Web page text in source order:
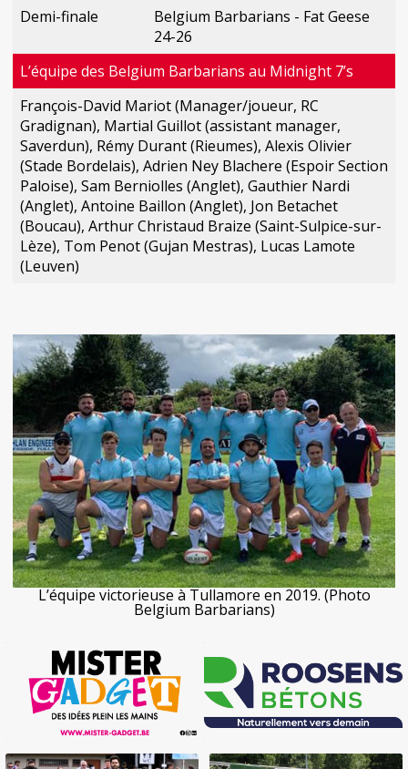
Demi-finale
Belgium Barbarians - Fat Geese
24-26
L’équipe des Belgium Barbarians au Midnight 7’s
François-David Mariot (Manager/joueur, RC
Gradignan), Martial Guillot (assistant manager,
Saverdun), Rémy Durant (Rieumes), Alexis Olivier
(Stade Bordelais), Adrien Ney Blachere (Espoir Section
Paloise), Sam Berniolles (Anglet), Gauthier Nardi
(Anglet), Antoine Baillon (Anglet), Jon Betachet
(Boucau), Arthur Christaud Braize (Saint-Sulpice-sur-
Lèze), Tom Penot (Gujan Mestras), Lucas Lamote
(Leuven)
L’équipe victorieuse à Tullamore en 2019. (Photo
Belgium Barbarians)